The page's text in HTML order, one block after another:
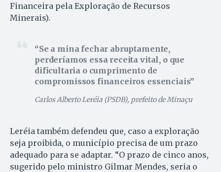
Financeira pela Exploração de Recursos
Minerais).
Se a mina fechar abruptamente,
perderíamos essa receita vital, o que
dificultaria o cumprimento de
compromissos financeiros essenciais
Carlos Alberto Leréia (PSDB), prefeito de Minaçu
Leréia também defendeu que, caso a exploração
seja proibida, o município precisa de um prazo
adequado para se adaptar. “O prazo de cinco anos,
sugerido pelo ministro Gilmar Mendes, seria o